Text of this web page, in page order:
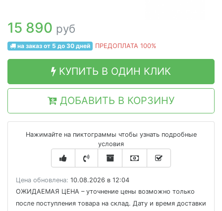
15 890 руб
на заказ от 5 до 30 дней ПРЕДОПЛАТА 100%
КУПИТЬ В ОДИН КЛИК
ДОБАВИТЬ В КОРЗИНУ
Нажимайте на пиктограммы чтобы узнать подробные
условия
Цена обновлена: 10.08.2026 в 12:04
ОЖИДАЕМАЯ ЦЕНА – уточнение цены возможно только
после поступления товара на склад. Дату и время доставки